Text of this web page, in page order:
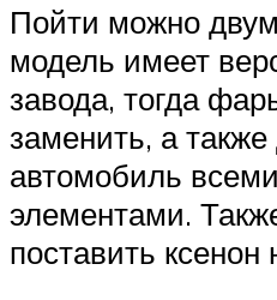
Пойти можно
модель имеет
завода, тогда
заменить, а
автомобиль
элементами.
поставить ксенон